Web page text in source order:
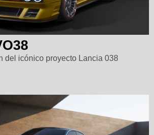
del icónico proyecto Lancia 038